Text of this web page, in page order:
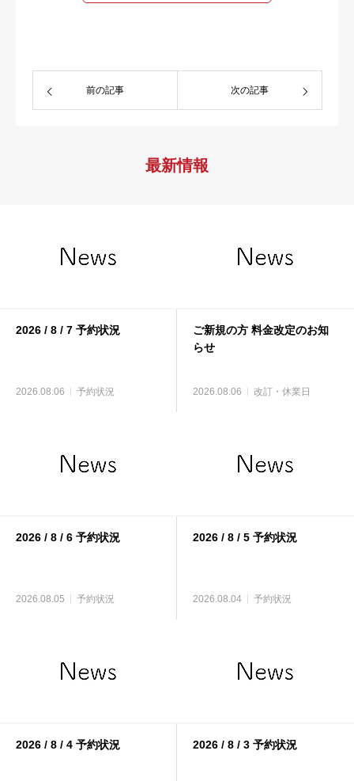
前の記事 次の記事
最新情報
2026 / 8 / 7 予約状況
2026.08.06 予約状況
ご新規の方 料金改定のお知
らせ
2026.08.06 改訂・休業日
2026 / 8 / 6 予約状況
2026.08.05 予約状況
2026 / 8 / 5 予約状況
2026.08.04 予約状況
2026 / 8 / 4 予約状況 2026 / 8 / 3 予約状況